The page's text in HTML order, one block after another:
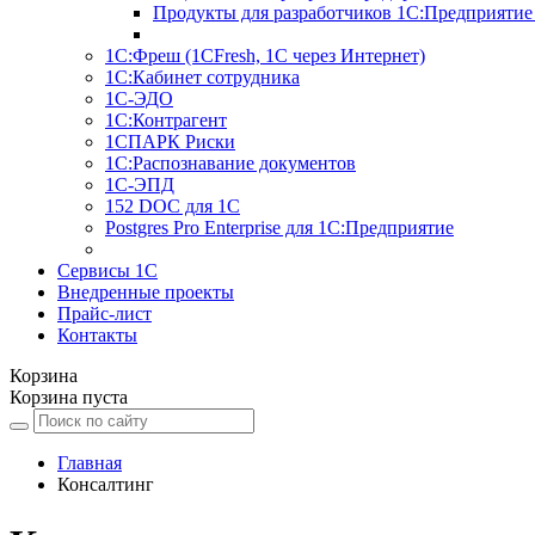
Продукты для разработчиков
1С:Фреш (1CFresh, 1С через Интернет)
1С:Кабинет сотрудника
1С-ЭДО
1С:Контрагент
1СПАРК Риски
1С:Распознавание документов
1С-ЭПД
152 DOC для 1С
Postgres Pro Enterprise для 1С:Предприятие
Сервисы 1С
Внедренные проекты
Прайс-лист
Контакты
Корзина
Корзина пуста
Главная
Консалтинг